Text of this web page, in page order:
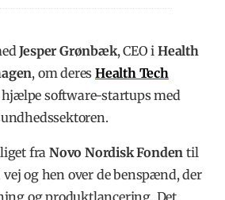
Jesper Grønbæk, CEO iHealth
, om deresHealth Tech
hjælpe software-startups med
fra Novo Nordisk Fonden til
og hen over de benspænd, der
og produktlancering. Det